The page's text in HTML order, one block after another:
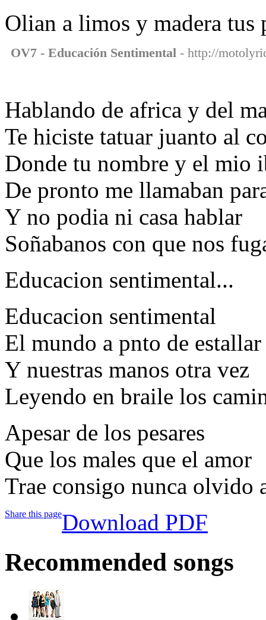
Olian a limos y madera tus
OV7 - Educación Sentimental - http://
Hablando de africa y del
Te hiciste tatuar juanto al
Donde tu nombre y el mio
De pronto me llamaban
Y no podia ni casa hablar
Soñabanos con que nos
Educacion sentimental...
Educacion sentimental
El mundo a pnto de estallar
Y nuestras manos otra vez
Leyendo en braile los
Apesar de los pesares
Que los males que el amor
Trae consigo nunca olvido
Share this pageDownload PDF
Recommended songs